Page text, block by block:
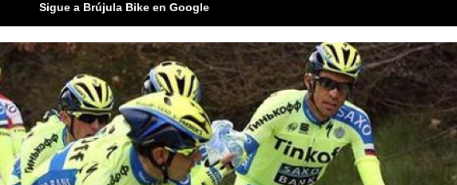
Sigue a Brújula Bike en Google